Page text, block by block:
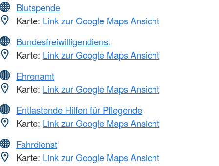
Blutspende
Karte: Link zur Google Maps Ansicht
Bundesfreiwilligendienst
Karte: Link zur Google Maps Ansicht
Ehrenamt
Karte: Link zur Google Maps Ansicht
Entlastende Hilfen für Pflegende
Karte: Link zur Google Maps Ansicht
Fahrdienst
Karte: Link zur Google Maps Ansicht